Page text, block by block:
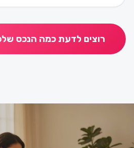
רוצים לדעת כמה הנכס